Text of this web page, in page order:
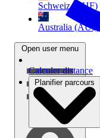
Schweiz (CHF)
Australia (AU$)
Open user menu
Calculer distance
Planifier parcours